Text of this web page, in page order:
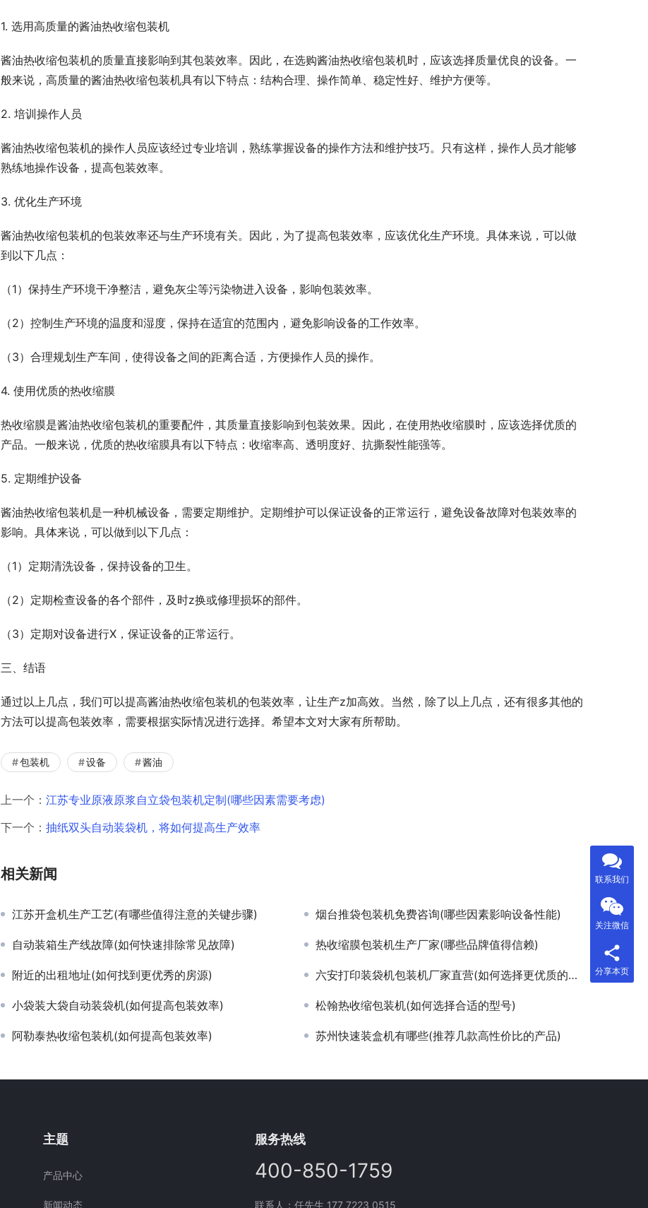
1. 选用高质量的酱油热收缩包装机
酱油热收缩包装机的质量直接影响到其包装效率。因此，在选购酱油热收缩包装机时，应该选择质量优良的设备。一
般来说，高质量的酱油热收缩包装机具有以下特点：结构合理、操作简单、稳定性好、维护方便等。
2. 培训操作人员
酱油热收缩包装机的操作人员应该经过专业培训，熟练掌握设备的操作方法和维护技巧。只有这样，操作人员才能够
熟练地操作设备，提高包装效率。
3. 优化生产环境
酱油热收缩包装机的包装效率还与生产环境有关。因此，为了提高包装效率，应该优化生产环境。具体来说，可以做
到以下几点：
（1）保持生产环境干净整洁，避免灰尘等污染物进入设备，影响包装效率。
（2）控制生产环境的温度和湿度，保持在适宜的范围内，避免影响设备的工作效率。
（3）合理规划生产车间，使得设备之间的距离合适，方便操作人员的操作。
4. 使用优质的热收缩膜
热收缩膜是酱油热收缩包装机的重要配件，其质量直接影响到包装效果。因此，在使用热收缩膜时，应该选择优质的
产品。一般来说，优质的热收缩膜具有以下特点：收缩率高、透明度好、抗撕裂性能强等。
5. 定期维护设备
酱油热收缩包装机是一种机械设备，需要定期维护。定期维护可以保证设备的正常运行，避免设备故障对包装效率的
影响。具体来说，可以做到以下几点：
（1）定期清洗设备，保持设备的卫生。
（2）定期检查设备的各个部件，及时z换或修理损坏的部件。
（3）定期对设备进行X，保证设备的正常运行。
三、结语
通过以上几点，我们可以提高酱油热收缩包装机的包装效率，让生产z加高效。当然，除了以上几点，还有很多其他的
方法可以提高包装效率，需要根据实际情况进行选择。希望本文对大家有所帮助。
包装机 设备 酱油
上一个： 江苏专业原液原浆自立袋包装机定制(哪些因素需要考虑)
下一个： 抽纸双头自动装袋机，将如何提高生产效率
相关新闻
江苏开盒机生产工艺(有哪些值得注意的关键步骤) 烟台推袋包装机免费咨询(哪些因素影响设备性能)
自动装箱生产线故障(如何快速排除常见故障) 热收缩膜包装机生产厂家(哪些品牌值得信赖)
附近的出租地址(如何找到更优秀的房源) 六安打印装袋机包装机厂家直营(如何选择更优质的设备)
小袋装大袋自动装袋机(如何提高包装效率) 松翰热收缩包装机(如何选择合适的型号)
阿勒泰热收缩包装机(如何提高包装效率) 苏州快速装盒机有哪些(推荐几款高性价比的产品)
主题
产品中心
新闻动态
服务热线
400-850-1759
联系人：任先生 177 7223 0515
联系我们
关注微信
分享本页